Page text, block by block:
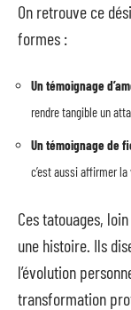
On retrouve ce
formes :
Un témoignage
rendre tangible un
Un témoignage de
c’est aussi affirmer
Ces tatouages,
une histoire. Ils
l’évolution
transformation